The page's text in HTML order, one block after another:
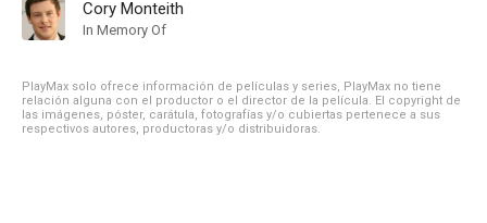
Cory Monteith
In Memory Of
PlayMax solo ofrece información de películas y series, PlayMax no tiene
relación alguna con el productor o el director de la película. El copyright de
las imágenes, póster, carátula, fotografías y/o cubiertas pertenece a sus
respectivos autores, productoras y/o distribuidoras.